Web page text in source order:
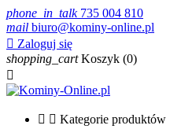
phone_in_talk735 004 810
mail biuro@kominy-online.pl
 Zaloguj się
shopping_cart Koszyk (0)

  Kategorie produktów